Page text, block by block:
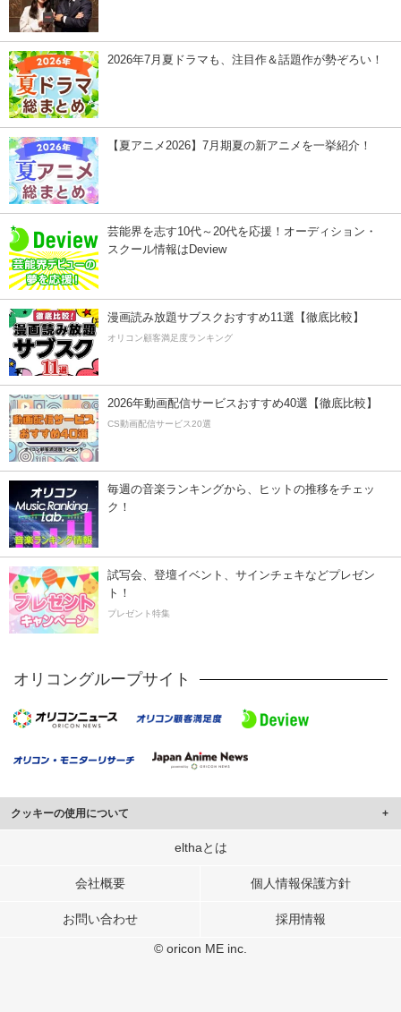
2026年7月夏ドラマも、注目作＆話題作が勢ぞろい！
【夏アニメ2026】7月期夏の新アニメを一挙紹介！
芸能界を志す10代～20代を応援！オーディション・
スクール情報はDeview
漫画読み放題サブスクおすすめ11選【徹底比較】
オリコン顧客満足度ランキング
2026年動画配信サービスおすすめ40選【徹底比較】
CS動画配信サービス20選
毎週の音楽ランキングから、ヒットの推移をチェッ
ク！
試写会、登壇イベント、サインチェキなどプレゼン
ト！
プレゼント特集
オリコングループサイト
クッキーの使用について
このサイトでは Cookie を使用して、ユーザーに合わせたコンテンツや広告の
行っています。
メディアや広告配信、データ解析の各パートナーに提供しています。
elthaとは
会社概要 個人情報保護方針
お問い合わせ 採用情報
© oricon ME inc.